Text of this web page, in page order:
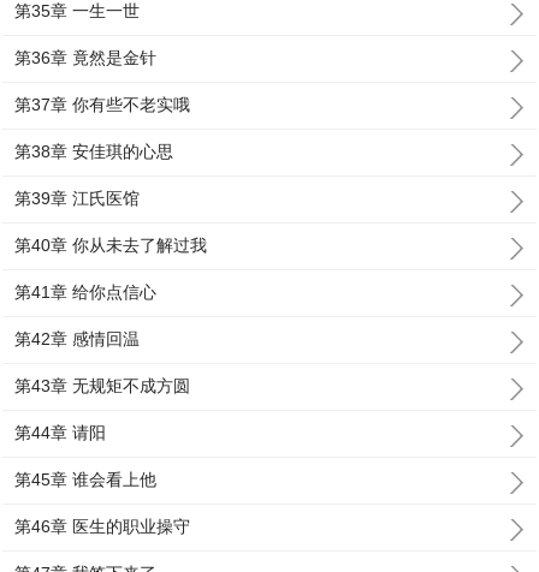
第35章 一生一世
第36章 竟然是金针
第37章 你有些不老实哦
第38章 安佳琪的心思
第39章 江氏医馆
第40章 你从未去了解过我
第41章 给你点信心
第42章 感情回温
第43章 无规矩不成方圆
第44章 请阳
第45章 谁会看上他
第46章 医生的职业操守